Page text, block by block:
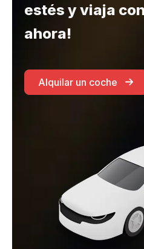
estés y viaja
ahora!
Alquilar un coche